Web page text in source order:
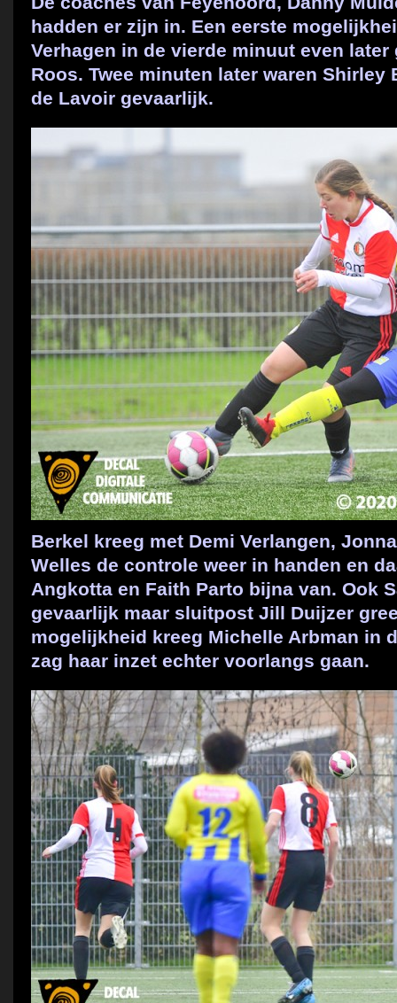
hadden er zijn in. Een eerste
Verhagen in de vierde minuut even
Roos. Twee minuten later waren Shirley
de Lavoir gevaarlijk.
Berkel kreeg met Demi Verlangen,
Welles de controle weer in handen en
Angkotta en Faith Parto bijna van. Ook
gevaarlijk maar sluitpost Jill Duijzer
mogelijkheid kreeg Michelle Arbman in
zag haar inzet echter voorlangs gaan.